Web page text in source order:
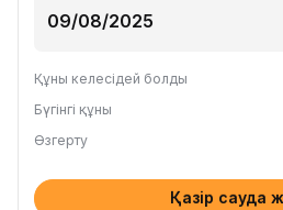
Құны келесідей болды
Бүгінгі құны
Өзгерту
Қазір сауда